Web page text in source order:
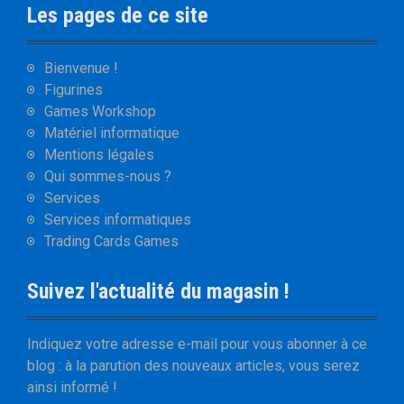
Les pages de ce site
Bienvenue !
Figurines
Games Workshop
Matériel informatique
Mentions légales
Qui sommes-nous ?
Services
Services informatiques
Trading Cards Games
Suivez l'actualité du magasin !
Indiquez votre adresse e-mail pour vous abonner à ce
blog : à la parution des nouveaux articles, vous serez
ainsi informé !